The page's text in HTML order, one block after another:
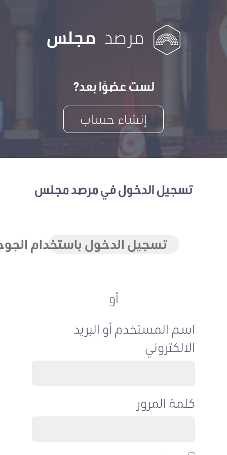
لست عضوًا بعد?
إنشاء حساب
تسجيل الدخول في مرصد مجلس
تسجيل الدخول باستخدام الجوجل
اسم المستخدم أو البريد
الالكتروني
كلمة المرور